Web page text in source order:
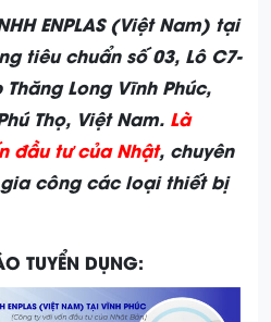
ENPLAS (Việt Nam) tại
tiêu chuẩn số 03, Lô C7-
Long Vĩnh Phúc,
Thọ, Việt Nam. Là
đầu tư của Nhật, chuyên
công các loại thiết bị
TUYỂN DỤNG: